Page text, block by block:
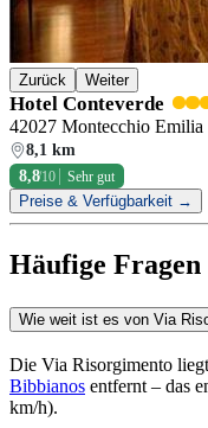
Zurück Weiter
Hotel Conteverde
42027 Montecchio Emilia
8,1 km
8,8/10 Sehr gut
Preise & Verfügbarkeit →
Häufige Fragen
Wie weit ist es von Via
Die Via Risorgimento
Bibbianos entfernt – das
km/h).